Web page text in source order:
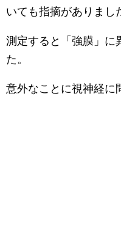
いても指摘がありまし
測定すると「強膜」に
た。
意外なことに視神経に